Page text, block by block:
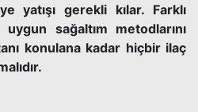
yatışı gerekli kılar. Farklı
sağaltım metodlarını
konulana kadar hiçbir ilaç